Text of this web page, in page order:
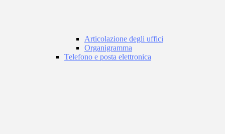
Articolazione degli uffici
Organigramma
Telefono e posta elettronica